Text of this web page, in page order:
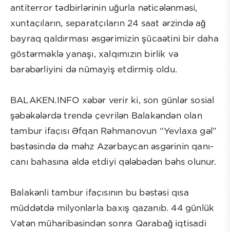
antiterror tədbirlərinin uğurla nəticələnməsi,
xuntaçıların, separatçıların 24 saat ərzində ağ
bayraq qaldırması əsgərimizin şücaətini bir daha
göstərməklə yanaşı, xalqımızın birlik və
barəbərliyini də nümayiş etdirmiş oldu.
BALAKEN.INFO xəbər verir ki, son günlər sosial
şəbəkələrdə trendə çevrilən Balakəndən olan
tambur ifaçısı Əfqan Rəhmanovun “Yevlaxa gəl”
bəstəsində də məhz Azərbaycan əsgərinin qanı-
canı bahasına əldə etdiyi qələbədən bəhs olunur.
Balakənli tambur ifaçısının bu bəstəsi qısa
müddətdə milyonlarla baxış qazanıb. 44 günlük
Vətən müharibəsindən sonra Qarabağ iqtisadi